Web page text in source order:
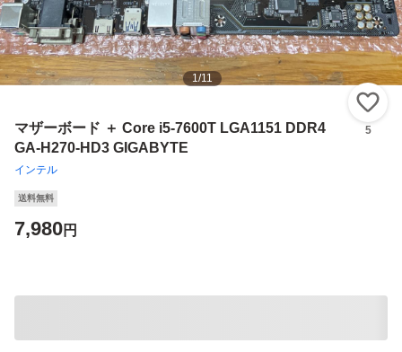
1/11
マザーボード ＋ Core i5-7600T LGA1151 DDR4
GA-H270-HD3 GIGABYTE
インテル
5
送料無料
7,980円